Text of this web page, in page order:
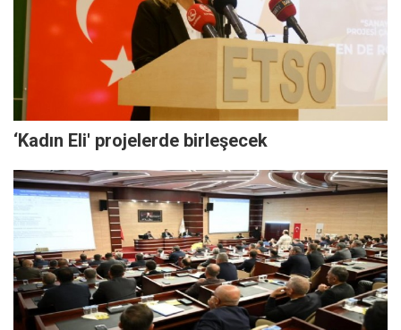
‘Kadın Eli' projelerde birleşecek